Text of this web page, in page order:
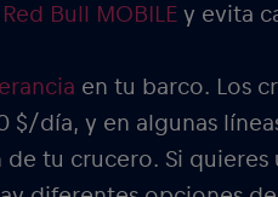
Red Bull MOBILE y evita
en tu barco. Los
$/día, y en algunas
tu crucero. Si